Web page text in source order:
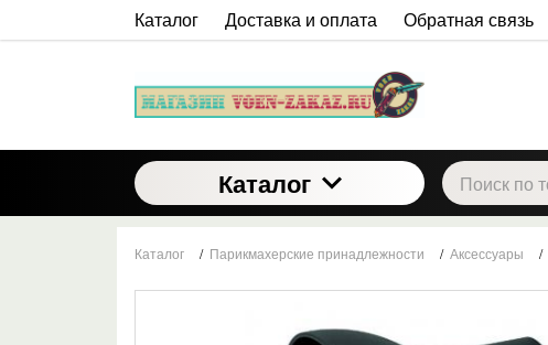
Каталог Доставка и оплата Обратная связь
Каталог
Каталог / Парикмахерские принадлежности / Аксессуары /